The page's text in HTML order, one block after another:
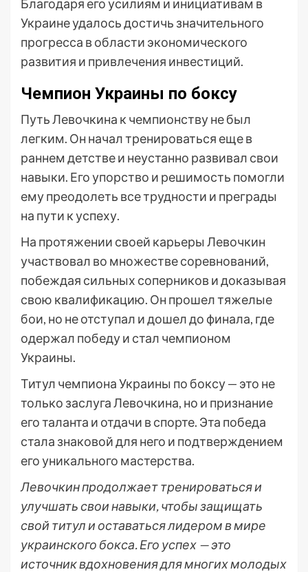
Благодаря его усилиям и инициативам в
Украине удалось достичь значительного
прогресса в области экономического
развития и привлечения инвестиций.
Чемпион Украины по боксу
Путь Левочкина к чемпионству не был
легким. Он начал тренироваться еще в
раннем детстве и неустанно развивал свои
навыки. Его упорство и решимость помогли
ему преодолеть все трудности и преграды
на пути к успеху.
На протяжении своей карьеры Левочкин
участвовал во множестве соревнований,
побеждая сильных соперников и доказывая
свою квалификацию. Он прошел тяжелые
бои, но не отступал и дошел до финала, где
одержал победу и стал чемпионом
Украины.
Титул чемпиона Украины по боксу — это не
только заслуга Левочкина, но и признание
его таланта и отдачи в спорте. Эта победа
стала знаковой для него и подтверждением
его уникального мастерства.
Левочкин продолжает тренироваться и
улучшать свои навыки, чтобы защищать
свой титул и оставаться лидером в мире
украинского бокса. Его успех — это
источник вдохновения для многих молодых